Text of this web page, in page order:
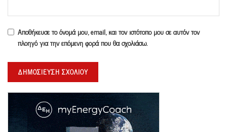
Αποθήκευσε το όνομά μου, email, και τον ιστότοπο μου σε αυτόν τον
πλοηγό για την επόμενη φορά που θα σχολιάσω.